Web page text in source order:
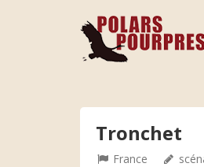
Tronchet
France